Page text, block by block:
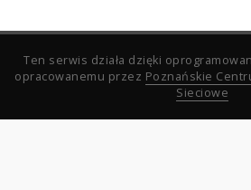
Ten serwis działa dzięki
opracowanemu przez Poznańskie
Sieciowe